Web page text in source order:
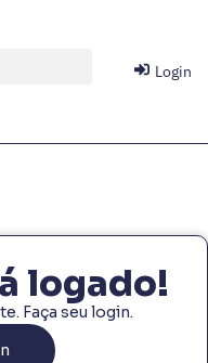
Login
logado!
Faça seu login.